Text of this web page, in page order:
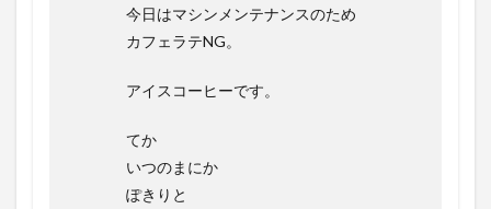
今日はマシンメンテナンスのため
カフェラテNG。
アイスコーヒーです。
てか
いつのまにか
ぽきりと